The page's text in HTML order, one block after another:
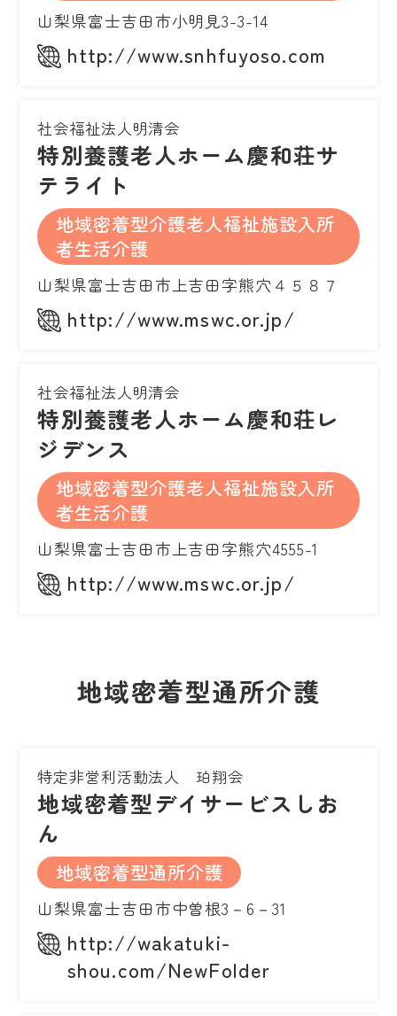
山梨県富士吉田市小明見3-3-14
http://www.snhfuyoso.com
社会福祉法人明清会
特別養護老人ホーム慶和荘サ
テライト
地域密着型介護老人福祉施設入所
者生活介護
山梨県富士吉田市上吉田字熊穴４５８７
http://www.mswc.or.jp/
社会福祉法人明清会
特別養護老人ホーム慶和荘レ
ジデンス
地域密着型介護老人福祉施設入所
者生活介護
山梨県富士吉田市上吉田字熊穴4555-1
http://www.mswc.or.jp/
地域密着型通所介護
特定非営利活動法人 珀翔会
地域密着型デイサービスしお
ん
地域密着型通所介護
山梨県富士吉田市中曽根3－6－31
http://wakatuki-
shou.com/NewFolder